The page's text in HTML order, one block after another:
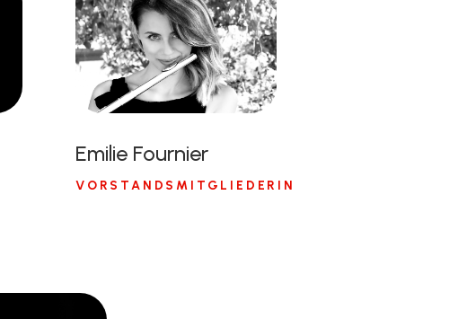
Emilie Fournier
VORSTANDSMITGLIEDERIN